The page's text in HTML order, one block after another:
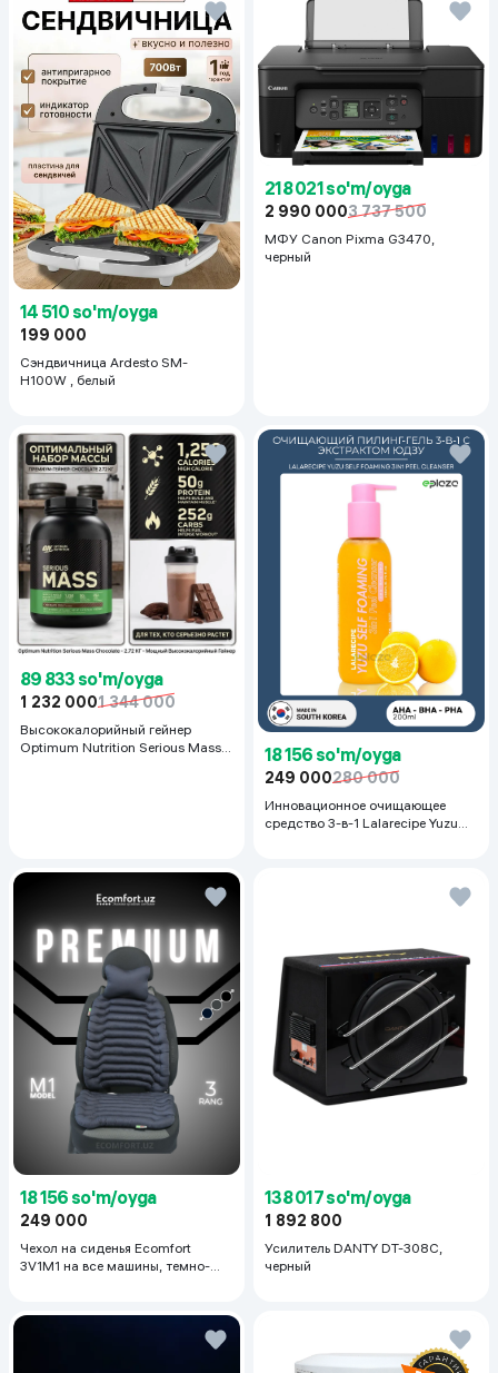
14 510 so'm/oyga
199 000
Сэндвичница Ardesto SM-
H100W , белый
218 021 so'm/oyga
2 990 0003 737 500
МФУ Canon Pixma G3470,
черный
89 833 so'm/oyga
1 232 0001 344 000
Высококалорийный гейнер
Optimum Nutrition Serious Mass,
18 156 so'm/oyga
249 000280 000
Инновационное очищающее
средство 3-в-1 Lalarecipe Yuzu
18 156 so'm/oyga
249 000
Чехол на сиденья Ecomfort
3V1M1 на все машины, темно-
138 017 so'm/oyga
1 892 800
Усилитель DANTY DT-308C,
черный